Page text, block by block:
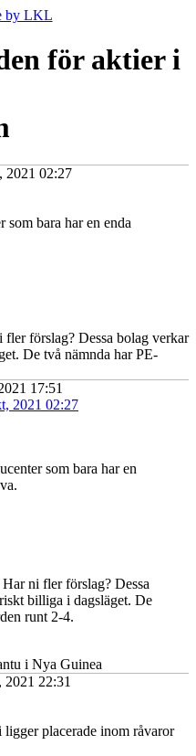
för aktier i
2021 02:27
som bara har en enda
fler förslag? Dessa bolag verkar
De två nämnda har PE-
17:51
2021 02:27
som bara har en
ni fler förslag? Dessa
billiga i dagsläget. De
runt 2-4.
i Nya Guinea
2021 22:31
placerade inom råvaror